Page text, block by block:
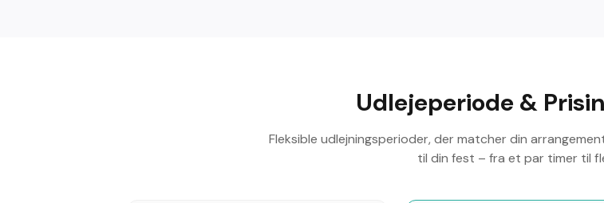
Udlejeperiode &
Fleksible udlejningsperioder, der matcher din
til din fest – fra et par timer til